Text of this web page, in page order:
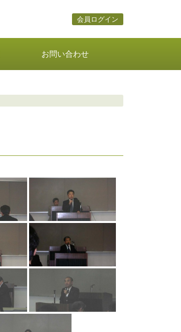
会員ログイン
お問い合わせ